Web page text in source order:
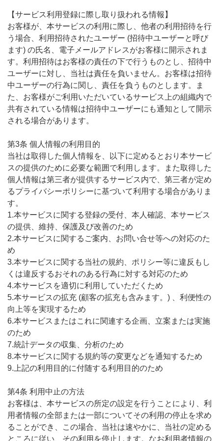
【サービス利用登録に際し取り扱われる情報】
お客様が、本サービスの利用に際し、他者の利用招待を行
う場合、利用招待されたユーザー (招待中ユーザーと呼び
ます) の氏名、電子メールアドレスがお客様に開示されま
す。利用招待はお客様の責任の下で行うものとし、招待中
ユーザーに対し、当社は責任を負いません。お客様は招待
中ユーザーの行為に関し、責任を負うものとします。ま
た、お客様がご利用いただいているサービス上の組織内で
共有されている情報は招待中ユーザーにも通知として開示
される場合があります。
第3条 個人情報の利用目的
当社は取得した個人情報を、以下に定めるとおり本サービ
スの提供のために必要な範囲で利用します。また取得した
個人情報は第三者が提供するサービス内で、第三者が定め
るプライバシーポリシーに基づいて利用する場合がありま
す。
1.本サービスに関する登録の受付、本人確認、本サービス
の提供、維持、保護及び改善のため
2.本サービスに関するご案内、お問い合せ等への対応のた
め
3.本サービスに関する当社の規約、ポリシー等に違反もし
くは違反するおそれのある行為に対する対応のため
4.本サービスを適切に利用していただくため
5.本サービスの拡充 (顧客の拡充も含みます。) 、利便性の
向上等を実現するため
6.本サービスまたはこれに関連する企画、立案または実施
のため
7.統計データの収集、分析のため
8.本サービスに関する規約等の変更などを通知するため
9.上記の利用目的に付随する利用目的のため
第4条 利用中止の方法
お客様は、本サービスの所定の設定を行うことにより、利
用者情報の全部または一部についてその利用の停止を求め
ることができ、この場合、当社は速やかに、当社の定める
ところに従い、その利用を停止します。なお利用者情報の